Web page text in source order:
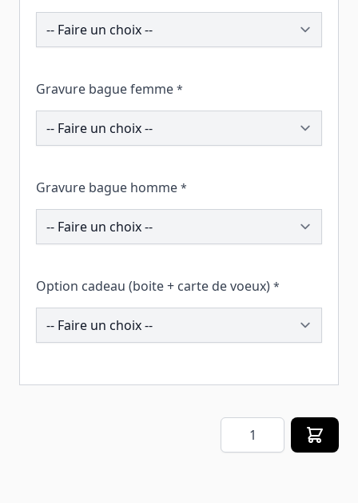
200091
Gravure bague femme *
208113
Gravure bague homme *
208118
Option cadeau (boite + carte de voeux) *
257571
Quantité